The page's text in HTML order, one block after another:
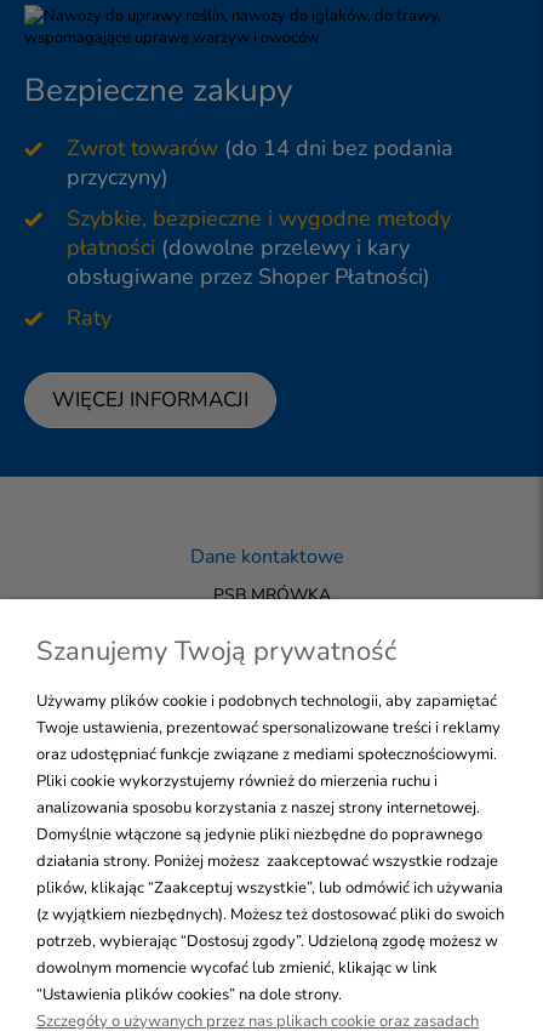
Bezpieczne zakupy
Zwrot towarów (do 14 dni bez podania
przyczyny)
Szybkie, bezpieczne i wygodne metody
płatności (dowolne przelewy i kary
obsługiwane przez Shoper Płatności)
Raty
WIĘCEJ INFORMACJI
Pomoc
Moje konto
Dane kontaktowe
PSB MRÓWKA
+48 723 144 455
biuro@mrowka-sklepdt.pl
NALEŻYMY DO GRUPY PSB
WSZELKIE PRAWA ZASTRZEŻONE
Szanujemy Twoją prywatność
Używamy plików cookie i podobnych technologii, aby zapamiętać
Twoje ustawienia, prezentować spersonalizowane treści i reklamy
oraz udostępniać funkcje związane z mediami społecznościowymi.
Pliki cookie wykorzystujemy również do mierzenia ruchu i
analizowania sposobu korzystania z naszej strony internetowej.
Domyślnie włączone są jedynie pliki niezbędne do poprawnego
działania strony. Poniżej możesz zaakceptować wszystkie rodzaje
plików, klikając “Zaakceptuj wszystkie”, lub odmówić ich używania
(z wyjątkiem niezbędnych). Możesz też dostosować pliki do swoich
potrzeb, wybierając “Dostosuj zgody”. Udzieloną zgodę możesz w
dowolnym momencie wycofać lub zmienić, klikając w link
“Ustawienia plików cookies” na dole strony.
Szczegóły o używanych przez nas plikach cookie oraz zasadach